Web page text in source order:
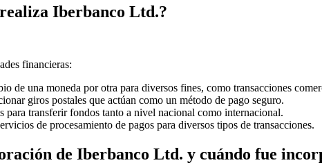
Iberbanco Ltd.?
financieras:
de una moneda por otra para diversos fines, como transacciones
giros postales que actúan como un método de pago seguro.
para transferir fondos tanto a nivel nacional como internacional.
de procesamiento de pagos para diversos tipos de transacciones.
de Iberbanco Ltd. y cuándo fue